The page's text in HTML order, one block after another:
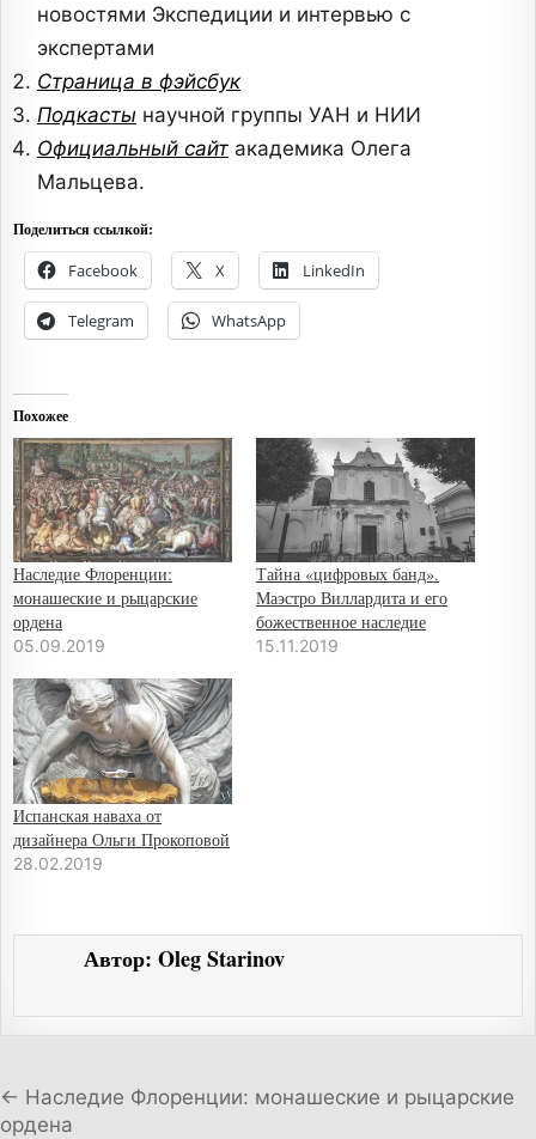
новостями Экспедиции и интервью с
экспертами
Страница в фэйсбук
Подкасты научной группы УАН и НИИ
Официальный сайт академика Олега
Мальцева.
Поделиться ссылкой:
Facebook X LinkedIn
Telegram WhatsApp
Похожее
Наследие Флоренции:
монашеские и рыцарские
ордена
05.09.2019
Тайна «цифровых банд».
Маэстро Виллардита и его
божественное наследие
15.11.2019
Испанская наваха от
дизайнера Ольги Прокоповой
28.02.2019
Автор:Oleg Starinov
Навигация по записям
← Наследие Флоренции: монашеские и рыцарские
ордена